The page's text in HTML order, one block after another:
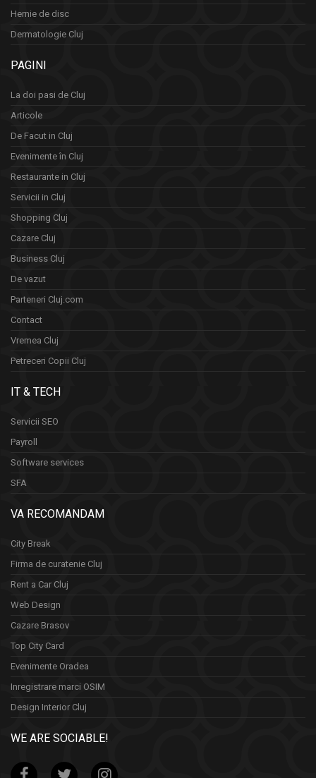
Hernie de disc
Dermatologie Cluj
PAGINI
La doi pasi de Cluj
Articole
De Facut in Cluj
Evenimente în Cluj
Restaurante in Cluj
Servicii in Cluj
Shopping Cluj
Cazare Cluj
Business Cluj
De vazut
Parteneri Cluj.com
Contact
Vremea Cluj
Petreceri Copii Cluj
IT & TECH
Servicii SEO
Payroll
Software services
SFA
VA RECOMANDAM
City Break
Firma de curatenie Cluj
Rent a Car Cluj
Web Design
Cazare Brasov
Top City Card
Evenimente Oradea
Inregistrare marci OSIM
Design Interior Cluj
WE ARE SOCIABLE!